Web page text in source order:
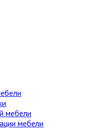
мебели
мебели